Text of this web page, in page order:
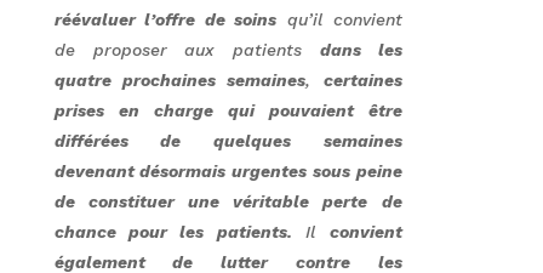
réévaluer l’offre de soins qu’il convient
de proposer aux patients dans les
quatre prochaines semaines, certaines
prises en charge qui pouvaient être
différées de quelques semaines
devenant désormais urgentes sous peine
de constituer une véritable perte de
chance pour les patients. Il convient
également de lutter contre les